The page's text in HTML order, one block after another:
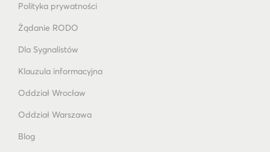
Polityka prywatności
Żądanie RODO
Dla Sygnalistów
Klauzula informacyjna
Oddział Wrocław
Oddział Warszawa
Blog